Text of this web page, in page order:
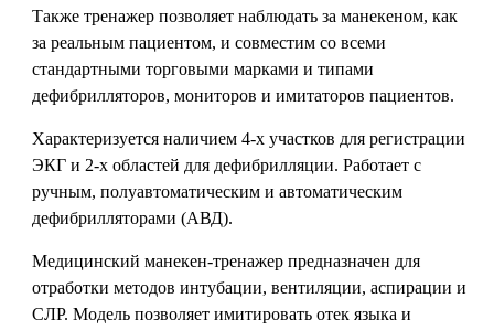
Также тренажер позволяет наблюдать за манекеном, как
за реальным пациентом, и совместим со всеми
стандартными торговыми марками и типами
дефибрилляторов, мониторов и имитаторов пациентов.
Характеризуется наличием 4-х участков для регистрации
ЭКГ и 2-х областей для дефибрилляции. Работает с
ручным, полуавтоматическим и автоматическим
дефибрилляторами (АВД).
Медицинский манекен-тренажер предназначен для
отработки методов интубации, вентиляции, аспирации и
СЛР. Модель позволяет имитировать отек языка и